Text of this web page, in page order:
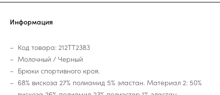
Информация
Код товара: 212TT2383
Молочный / Черный
Брюки спортивного кроя.
68% вискоза 27% полиамид 5% эластан. Материал 2: 50%